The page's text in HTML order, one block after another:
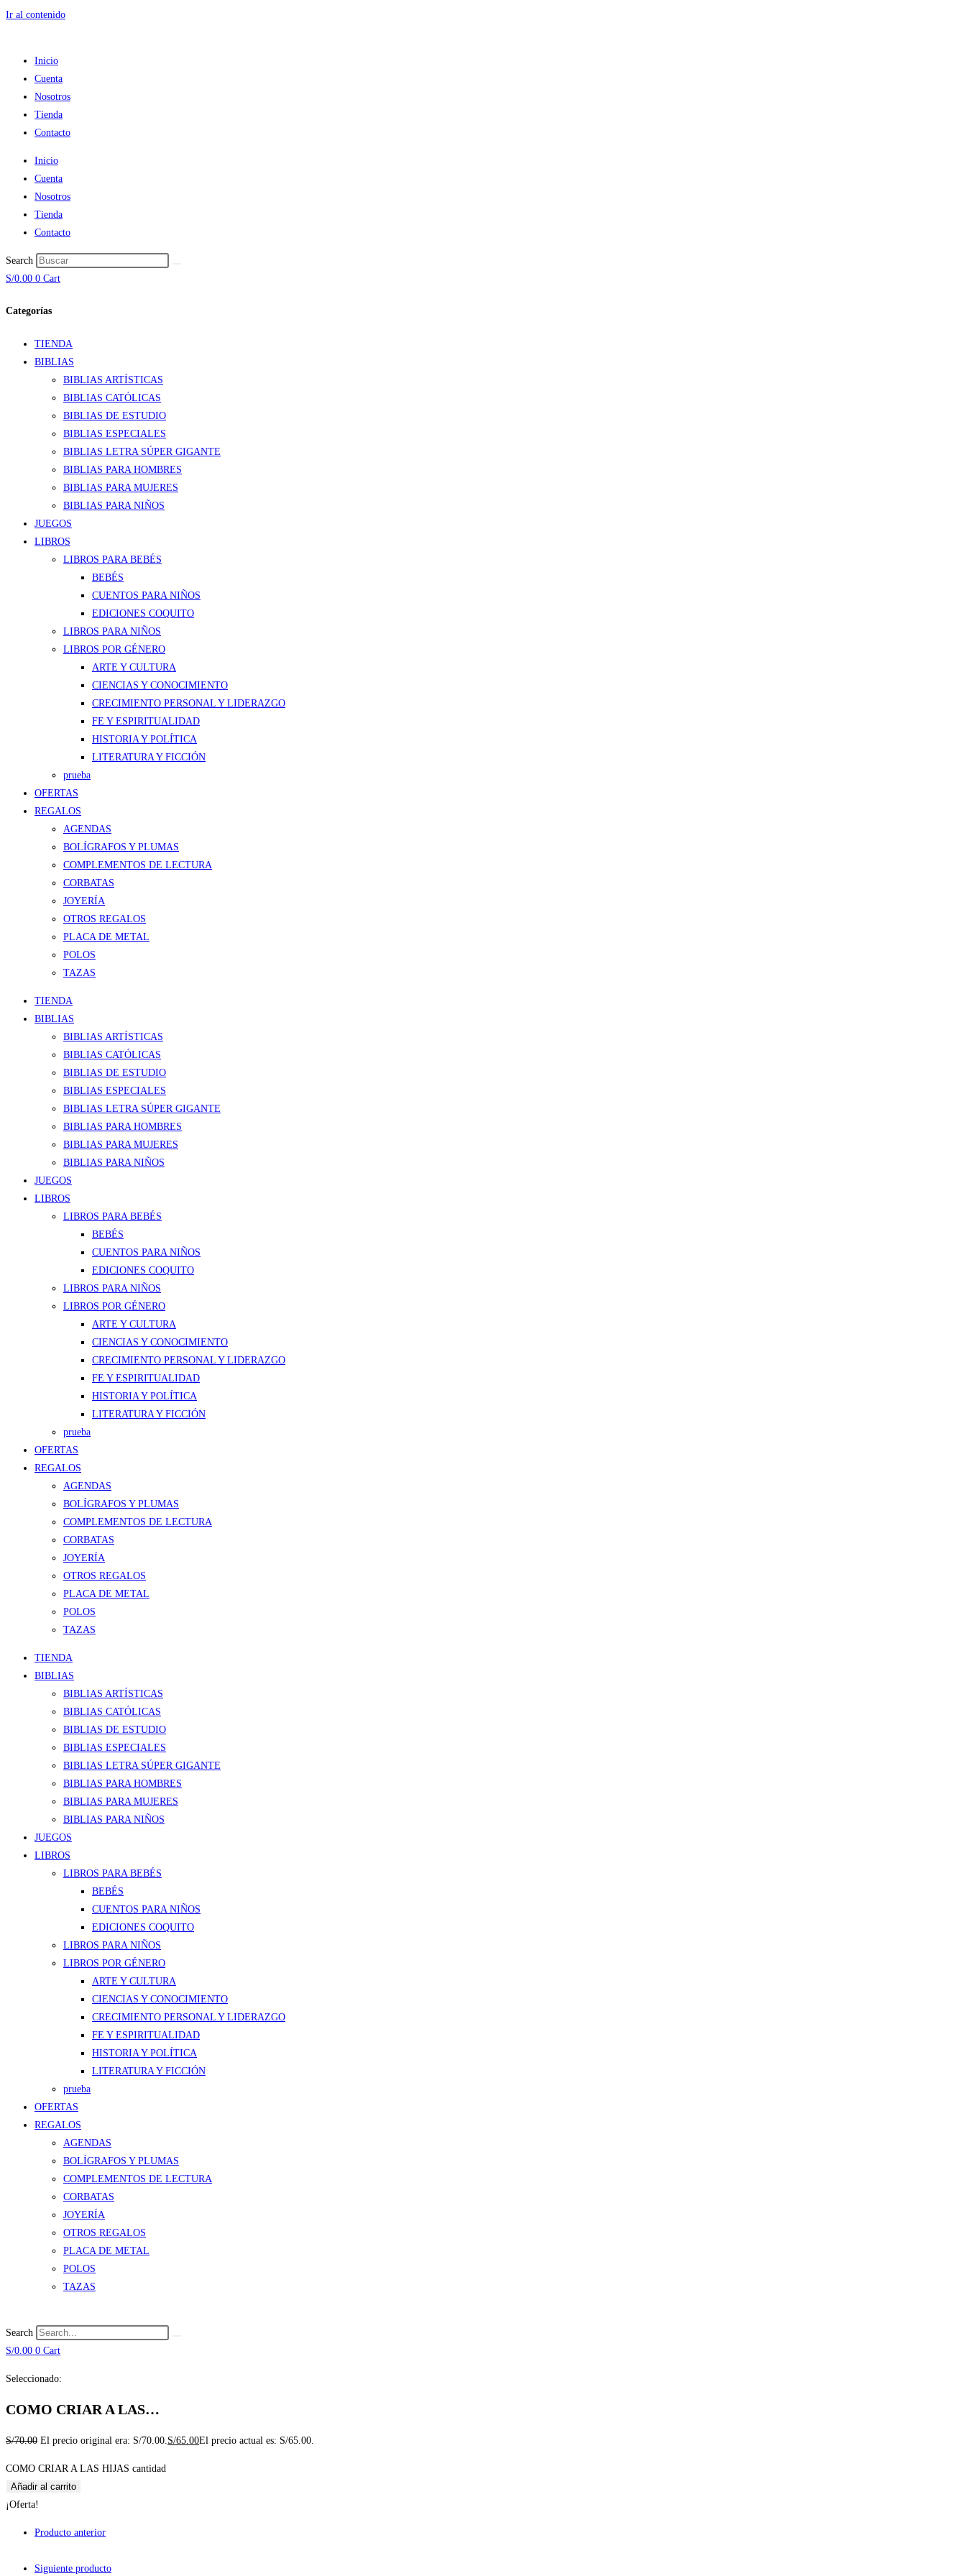
Ir al contenido
Inicio
Cuenta
Nosotros
Tienda
Contacto
Inicio
Cuenta
Nosotros
Tienda
Contacto
Search
S/0.00 0 Cart
Categorías
TIENDA
BIBLIAS
BIBLIAS ARTÍSTICAS
BIBLIAS CATÓLICAS
BIBLIAS DE ESTUDIO
BIBLIAS ESPECIALES
BIBLIAS LETRA SÚPER GIGANTE
BIBLIAS PARA HOMBRES
BIBLIAS PARA MUJERES
BIBLIAS PARA NIÑOS
JUEGOS
LIBROS
LIBROS PARA BEBÉS
BEBÉS
CUENTOS PARA NIÑOS
EDICIONES COQUITO
LIBROS PARA NIÑOS
LIBROS POR GÉNERO
ARTE Y CULTURA
CIENCIAS Y CONOCIMIENTO
CRECIMIENTO PERSONAL Y LIDERAZGO
FE Y ESPIRITUALIDAD
HISTORIA Y POLÍTICA
LITERATURA Y FICCIÓN
prueba
OFERTAS
REGALOS
AGENDAS
BOLÍGRAFOS Y PLUMAS
COMPLEMENTOS DE LECTURA
CORBATAS
JOYERÍA
OTROS REGALOS
PLACA DE METAL
POLOS
TAZAS
TIENDA
BIBLIAS
BIBLIAS ARTÍSTICAS
BIBLIAS CATÓLICAS
BIBLIAS DE ESTUDIO
BIBLIAS ESPECIALES
BIBLIAS LETRA SÚPER GIGANTE
BIBLIAS PARA HOMBRES
BIBLIAS PARA MUJERES
BIBLIAS PARA NIÑOS
JUEGOS
LIBROS
LIBROS PARA BEBÉS
BEBÉS
CUENTOS PARA NIÑOS
EDICIONES COQUITO
LIBROS PARA NIÑOS
LIBROS POR GÉNERO
ARTE Y CULTURA
CIENCIAS Y CONOCIMIENTO
CRECIMIENTO PERSONAL Y LIDERAZGO
FE Y ESPIRITUALIDAD
HISTORIA Y POLÍTICA
LITERATURA Y FICCIÓN
prueba
OFERTAS
REGALOS
AGENDAS
BOLÍGRAFOS Y PLUMAS
COMPLEMENTOS DE LECTURA
CORBATAS
JOYERÍA
OTROS REGALOS
PLACA DE METAL
POLOS
TAZAS
TIENDA
BIBLIAS
BIBLIAS ARTÍSTICAS
BIBLIAS CATÓLICAS
BIBLIAS DE ESTUDIO
BIBLIAS ESPECIALES
BIBLIAS LETRA SÚPER GIGANTE
BIBLIAS PARA HOMBRES
BIBLIAS PARA MUJERES
BIBLIAS PARA NIÑOS
JUEGOS
LIBROS
LIBROS PARA BEBÉS
BEBÉS
CUENTOS PARA NIÑOS
EDICIONES COQUITO
LIBROS PARA NIÑOS
LIBROS POR GÉNERO
ARTE Y CULTURA
CIENCIAS Y CONOCIMIENTO
CRECIMIENTO PERSONAL Y LIDERAZGO
FE Y ESPIRITUALIDAD
HISTORIA Y POLÍTICA
LITERATURA Y FICCIÓN
prueba
OFERTAS
REGALOS
AGENDAS
BOLÍGRAFOS Y PLUMAS
COMPLEMENTOS DE LECTURA
CORBATAS
JOYERÍA
OTROS REGALOS
PLACA DE METAL
POLOS
TAZAS
Search
S/0.00 0 Cart
Seleccionado:
COMO CRIAR A LAS…
S/70.00 El precio original era: S/70.00. S/65.00El precio actual es: S/65.00.
COMO CRIAR A LAS HIJAS cantidad
Añadir al carrito
¡Oferta!
Producto anterior
Siguiente producto